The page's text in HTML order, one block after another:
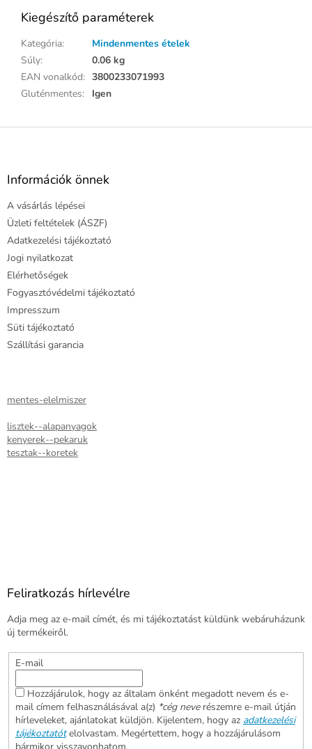
Kiegészítő paraméterek
Kategória:
Mindenmentes ételek
Súly:
0.06 kg
EAN vonalkód: 3800233071993
Gluténmentes: Igen
L
Információk önnek
A vásárlás lépései
Üzleti feltételek (ÁSZF)
Adatkezelési tájékoztató
Jogi nyilatkozat
Elérhetőségek
Fogyasztóvédelmi tájékoztató
Impresszum
Süti tájékoztató
Szállítási garancia
mentes-elelmiszer
lisztek--alapanyagok
kenyerek--pekaruk
tesztak--koretek
Feliratkozás hírlevélre
Adja meg az e-mail címét, és mi tájékoztatást küldünk webáruházunk
új termékeiről.
E-mail
Hozzájárulok, hogy az általam önként megadott nevem és e-
mail címem felhasználásával a(z) *cég neverészemre e-mail útján
hírleveleket, ajánlatokat küldjön. Kijelentem, hogy az adatkezelési
tájékoztatót elolvastam. Megértettem, hogy a hozzájárulásom
bármikor visszavonhatom.